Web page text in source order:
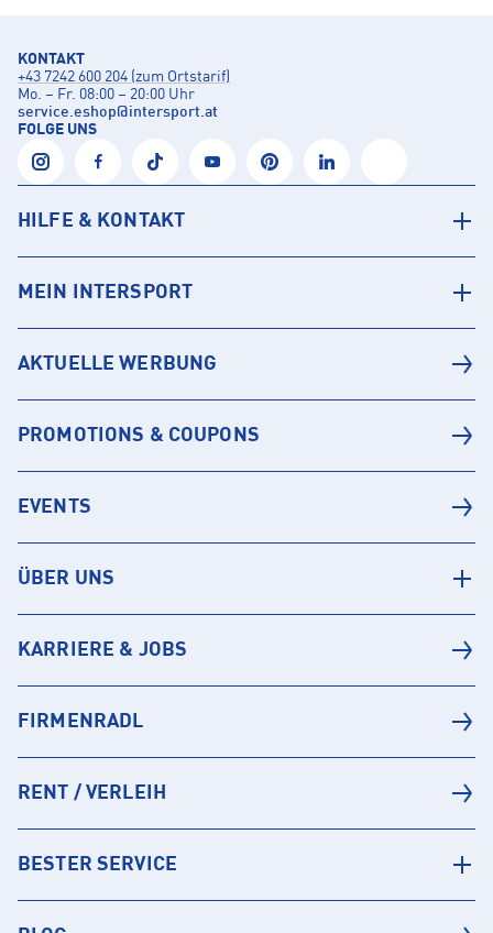
KONTAKT
+43 7242 600 204 (zum Ortstarif)
Mo. – Fr. 08:00 – 20:00 Uhr
service.eshop@intersport.at
FOLGE UNS
HILFE & KONTAKT
MEIN INTERSPORT
AKTUELLE WERBUNG
PROMOTIONS & COUPONS
EVENTS
ÜBER UNS
KARRIERE & JOBS
FIRMENRADL
RENT / VERLEIH
BESTER SERVICE